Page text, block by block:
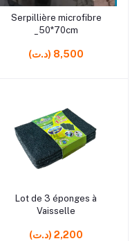
rrrrrr10
Ajouter au panier
Serpillière microfibre
_50*70cm
(د.ت) 8,500
rrrrrr10
Ajouter au panier
Lot de 3 éponges à
Vaisselle
(د.ت) 2,200